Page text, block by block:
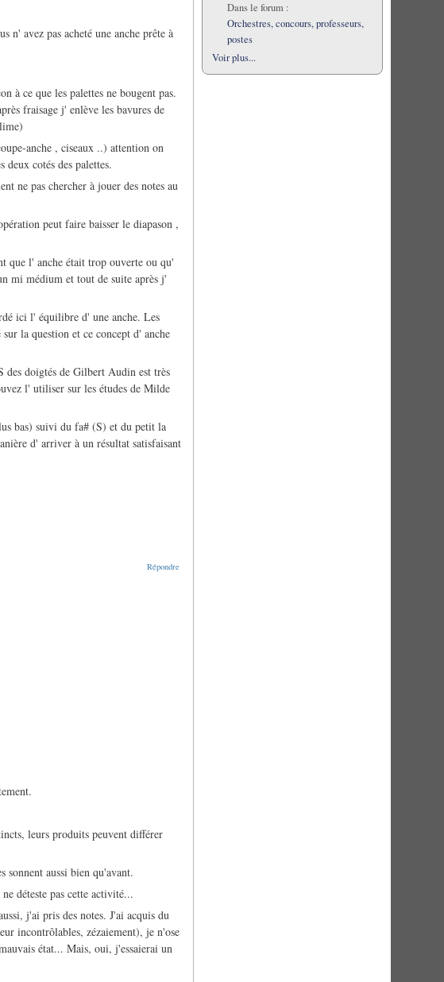
n' avez pas acheté une anche prête à
à ce que les palettes ne bougent pas.
fraisage j' enlève les bavures de
anche , ciseaux ..) attention on
cotés des palettes.
ne pas chercher à jouer des notes au
peut faire baisser le diapason ,
que l' anche était trop ouverte ou qu'
mi médium et tout de suite après j'
ici l' équilibre d' une anche. Les
la question et ce concept d' anche
des doigtés de Gilbert Audin est très
l' utiliser sur les études de Milde
bas) suivi du fa# (S) et du petit la
d' arriver à un résultat satisfaisant
Répondre
leurs produits peuvent différer
sonnent aussi bien qu'avant.
déteste pas cette activité...
j'ai pris des notes. J'ai acquis du
incontrôlables, zézaiement), je n'ose
état... Mais, oui, j'essaierai un
Dans le forum :
Orchestres, concours, professeurs,
postes
Voir plus...